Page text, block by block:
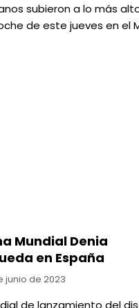
subieron a lo más
de este jueves en el
Mundial Denia
en España
junio de 2023
de lanzamiento del